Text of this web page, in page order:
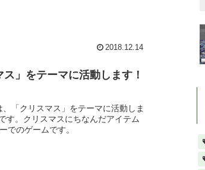
2018.12.14
」をテーマに活動します！
「クリスマス」をテーマに活動しま
す。クリスマスにちなんだアイテム
でのゲームです。